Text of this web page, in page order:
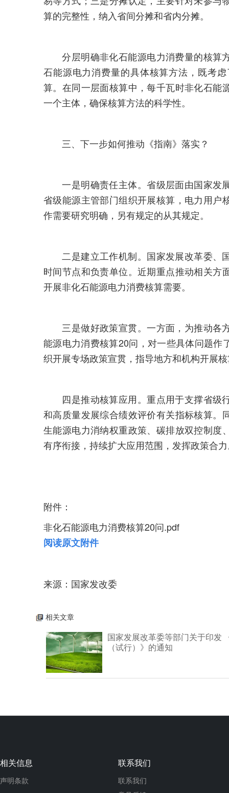
算的完整性，纳入省间分摊和省内分摊。
分层明确非化石能源电力消费量的核算
石能源电力消费量的具体核算方法，既考
算。在同一层面核算中，每千瓦时非化石能
一个主体，确保核算方法的科学性。
三、下一步如何推动《指南》落实？
一是明确责任主体。省级层面由国家发
省级能源主管部门组织开展核算，电力用户
作需要研究明确，另有规定的从其规定。
二是建立工作机制。国家发展改革委、
时间节点和负责单位。近期重点推动相关方
开展非化石能源电力消费核算需要。
三是做好政策宣贯。一方面，为推动各
能源电力消费核算20问，对一些具体问题
织开展专场政策宣贯，指导地方和机构开展
四是推动核算应用。重点用于支撑省级
和高质量发展综合绩效评价有关指标核算。
生能源电力消纳权重政策、碳排放双控制度
有序衔接，持续扩大应用范围，发挥政策合
附件：
非化石能源电力消费核算20问.pdf
阅读原文附件
来源：国家发改委
相关文章
国家发展改革委等部门关于印发
（试行）》的通知
相关信息
声明条款
联系我们
联系我们